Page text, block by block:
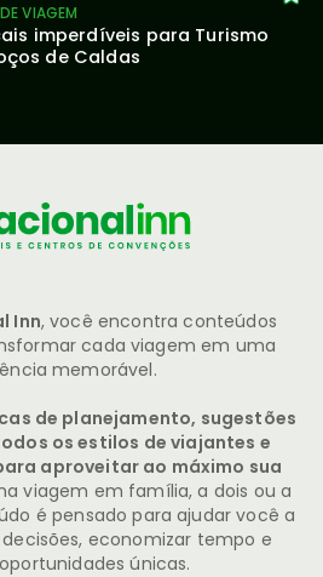
VIAGEM
imperdíveis para Turismo
de Caldas
Inn, você encontra conteúdos
cada viagem em uma
memorável.
de planejamento, sugestões
os estilos de viajantes e
aproveitar ao máximo sua
viagem em família, a dois ou a
é pensado para ajudar você a
economizar tempo e
únicas.